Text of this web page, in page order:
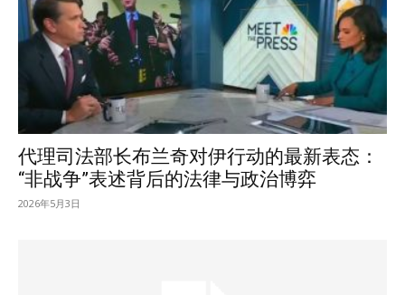
代理司法部长布兰奇对伊行动的最新表态：
“非战争”表述背后的法律与政治博弈
2026年5月3日